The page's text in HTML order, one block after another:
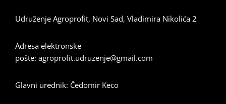
Udruženje Agroprofit, Novi Sad, Vladimira Nikolića 2
Adresa elektronske
pošte: agroprofit.udruzenje@gmail.com
Glavni urednik: Čedomir Keco